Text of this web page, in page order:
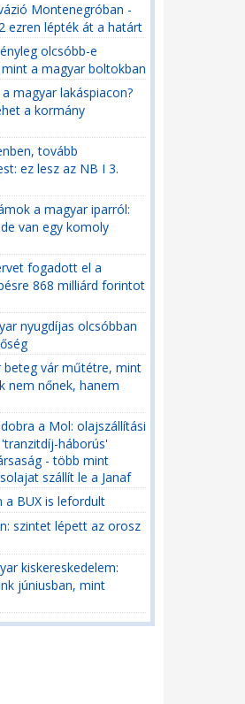
Montenegróban -
ezren lépték át a határt
olcsóbb-e
a magyar boltokban
magyar lakáspiacon?
a kormány
tovább
ez lesz az NB I 3.
a magyar iparról:
van egy komoly
fogadott el a
868 milliárd forintot
nyugdíjas olcsóbban
beteg vár műtétre, mint
nem nőnek, hanem
a Mol: olajszállítási
háborús'
- több mint
szállít le a Janaf
a BUX is lefordult
szintet lépett az orosz
kiskereskedelem:
júniusban, mint